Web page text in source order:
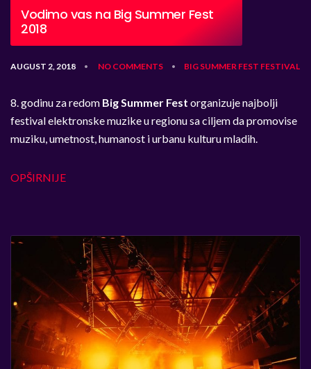
Vodimo vas na Big Summer Fest
2018
AUGUST 2, 2018 • NO COMMENTS • BIG SUMMER FEST FESTIVAL
8. godinu za redom Big Summer Fest organizuje najbolji
festival elektronske muzike u regionu sa ciljem da promovise
muziku, umetnost, humanost i urbanu kulturu mladih.
OPŠIRNIJE